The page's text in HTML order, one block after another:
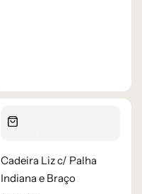
Cadeira Liz c/ Palha
Indiana e Braço